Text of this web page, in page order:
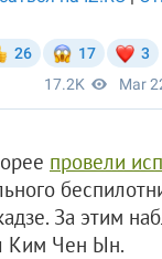
провели
За этим
Ким Чен Ын.